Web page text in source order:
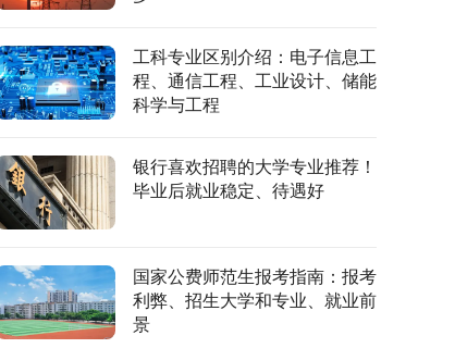
工科专业区别介绍：电子信息工
程、通信工程、工业设计、储能
科学与工程
银行喜欢招聘的大学专业推荐！
毕业后就业稳定、待遇好
国家公费师范生报考指南：报考
利弊、招生大学和专业、就业前
景